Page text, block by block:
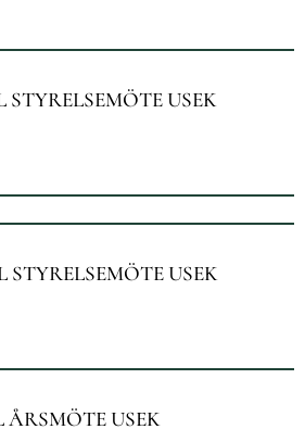
STYRELSEMÖTE USEK
STYRELSEMÖTE USEK
ÅRSMÖTE USEK